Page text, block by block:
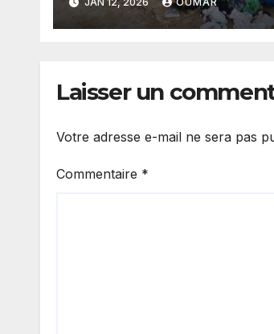
Laisser un
Votre adresse e-mail ne sera pas
Commentaire *